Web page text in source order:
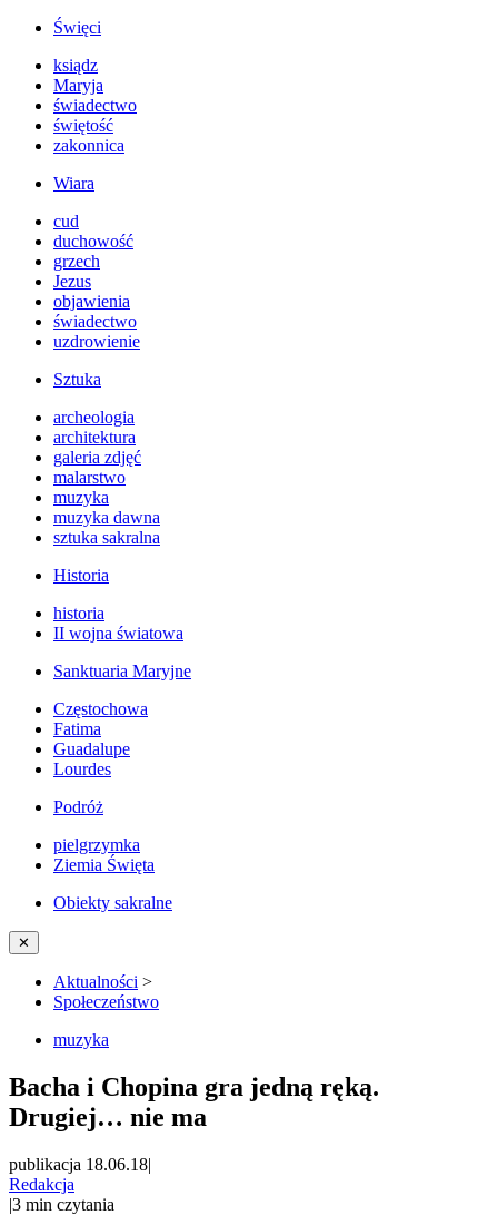
Święci
ksiądz
Maryja
świadectwo
świętość
zakonnica
Wiara
cud
duchowość
grzech
Jezus
objawienia
świadectwo
uzdrowienie
Sztuka
archeologia
architektura
galeria zdjęć
malarstwo
muzyka
muzyka dawna
sztuka sakralna
Historia
historia
II wojna światowa
Sanktuaria Maryjne
Częstochowa
Fatima
Guadalupe
Lourdes
Podróż
pielgrzymka
Ziemia Święta
Obiekty sakralne
✕
Aktualności >
Społeczeństwo
muzyka
Bacha i Chopina gra jedną ręką.
Drugiej… nie ma
publikacja 18.06.18|
Redakcja
|3 min czytania